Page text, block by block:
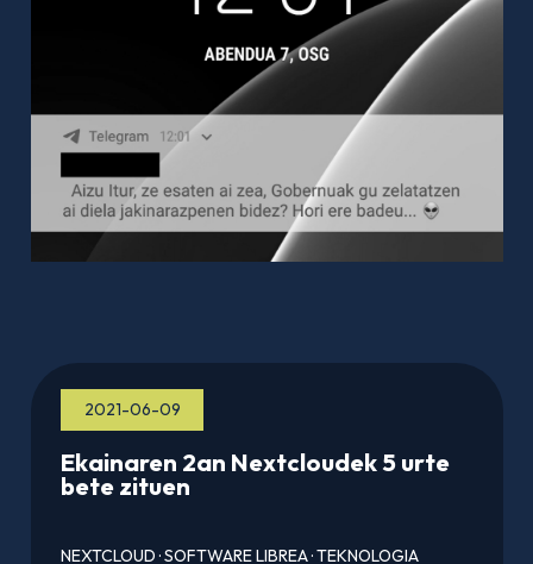
2021-06-09
Ekainaren 2an Nextcloudek 5 urte
bete zituen
NEXTCLOUD·SOFTWARE LIBREA·TEKNOLOGIA